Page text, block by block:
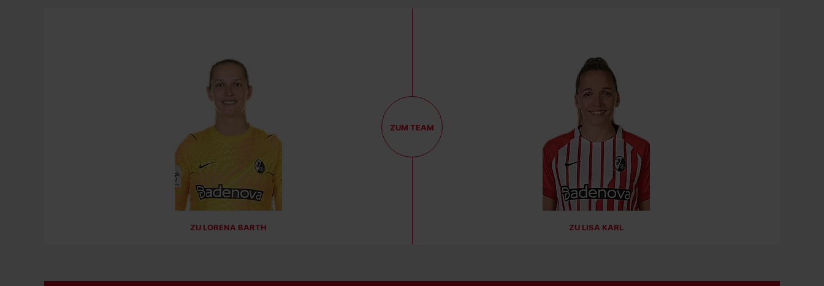
Bestes Gefühl der Saison!
Den großen Jahresrückblick der
findet ihr auf scfreiburg.com und auf YouTube.
#scf #scfreiburg
07.06.2026
SC FREIBURG FRAUEN
Heute feiert unser Athletiktrainer Tobias Galli
06.06.2026
ZU LORENA BARTH ZU LISA KARL
ZUM TEAM